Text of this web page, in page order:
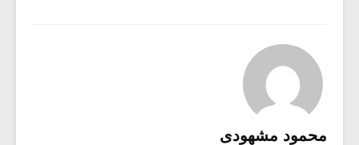
محمود مشهودی